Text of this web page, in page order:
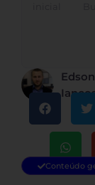
Conteúdo